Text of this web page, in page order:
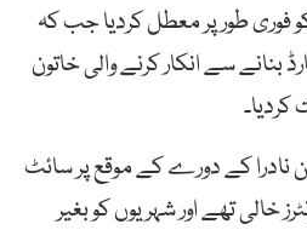
فوری طور پر معطل کردیا جب کہ
بنانے سے انکار کرنے والی خاتون
نادرا کے دورے کے موقع پر سائٹ
خالی تھے اور شہریوں کو بغیر